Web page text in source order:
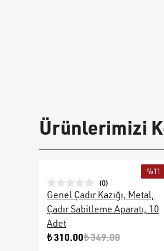
Ürünlerimizi
%11
(0)
Genel Çadır Kazığı, Metal,
Çadır Sabitleme Aparatı, 10
Adet
₺ 310.00₺ 349.00